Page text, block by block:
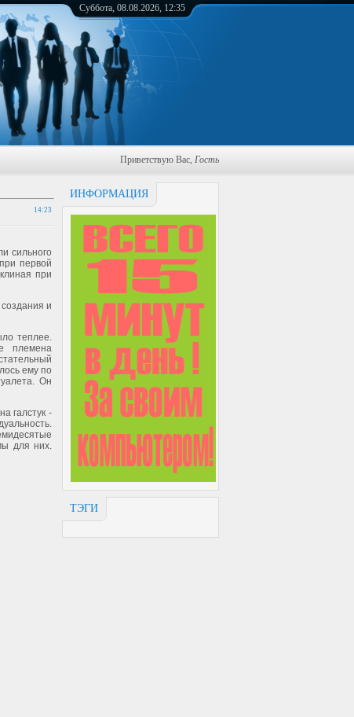
Суббота, 08.08.2026, 12:35
Приветствую Вас, Гость
ИНФОРМАЦИЯ
ТЭГИ
14:23
сильного
первой
при
и
теплее.
племена
ему по
Он
галстук -
для них.